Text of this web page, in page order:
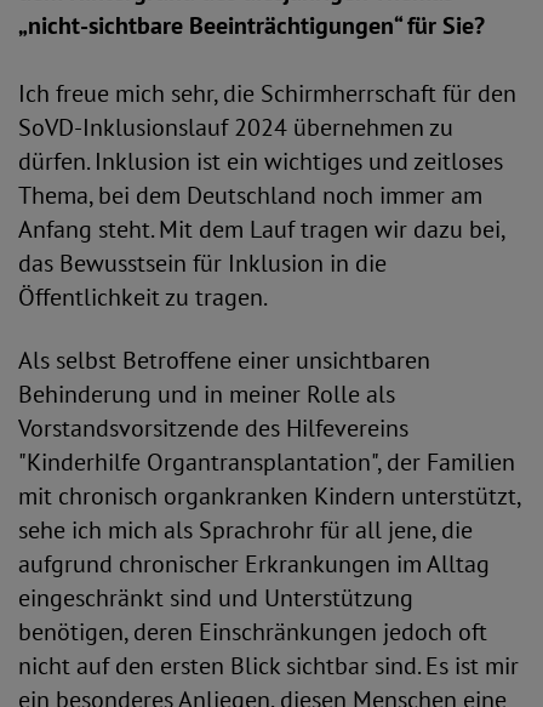
„nicht-sichtbare Beeinträchtigungen“ für Sie?
Ich freue mich sehr, die Schirmherrschaft für den
SoVD-Inklusionslauf 2024 übernehmen zu
dürfen. Inklusion ist ein wichtiges und zeitloses
Thema, bei dem Deutschland noch immer am
Anfang steht. Mit dem Lauf tragen wir dazu bei,
das Bewusstsein für Inklusion in die
Öffentlichkeit zu tragen.
Als selbst Betroffene einer unsichtbaren
Behinderung und in meiner Rolle als
Vorstandsvorsitzende des Hilfevereins
"Kinderhilfe Organtransplantation", der Familien
mit chronisch organkranken Kindern unterstützt,
sehe ich mich als Sprachrohr für all jene, die
aufgrund chronischer Erkrankungen im Alltag
eingeschränkt sind und Unterstützung
benötigen, deren Einschränkungen jedoch oft
nicht auf den ersten Blick sichtbar sind. Es ist mir
ein besonderes Anliegen, diesen Menschen eine